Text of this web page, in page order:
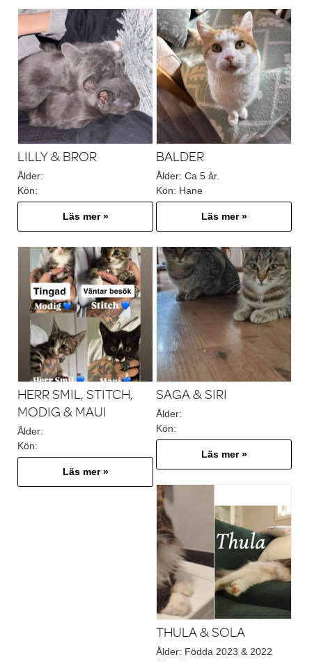
LILLY & BROR
Ålder:
Kön:
Läs mer »
BALDER
Ålder: Ca 5 år.
Kön: Hane
Läs mer »
HERR SMIL, STITCH,
MODIG & MAUI
Ålder:
Kön:
Läs mer »
SAGA & SIRI
Ålder:
Kön:
Läs mer »
THULA & SOLA
Ålder: Födda 2023 & 2022